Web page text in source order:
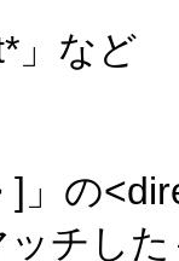
」など
]」の
ッチし